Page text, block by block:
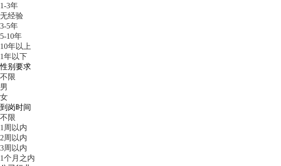
1-3年
无经验
3-5年
5-10年
10年以上
1年以下
性别要求
不限
男
女
到岗时间
不限
1周以内
2周以内
3周以内
1个月之内